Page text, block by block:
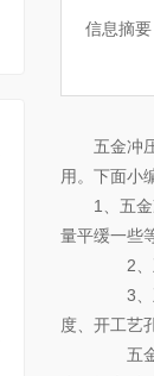
信息摘要
五金冲
用。下面小
1、五
量平缓一些
2、五
3、五
度、开工艺
五金